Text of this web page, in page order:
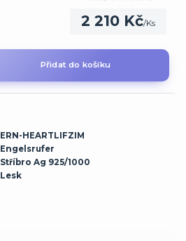
2 210 Kč/Ks
Přidat do košíku
ERN-HEARTLIFZIM
Engelsrufer
Stříbro Ag 925/1000
Lesk